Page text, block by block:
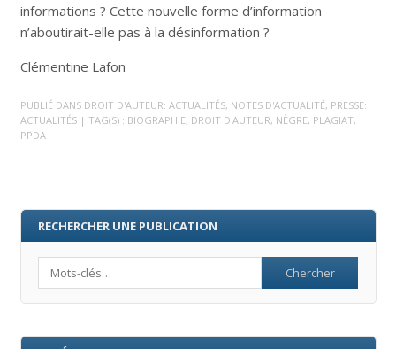
informations ? Cette nouvelle forme d’information
n’aboutirait-elle pas à la désinformation ?
Clémentine Lafon
PUBLIÉ DANS DROIT D'AUTEUR: ACTUALITÉS, NOTES D'ACTUALITÉ, PRESSE:
ACTUALITÉS | TAG(S) : BIOGRAPHIE, DROIT D'AUTEUR, NÈGRE, PLAGIAT,
PPDA
RECHERCHER UNE PUBLICATION